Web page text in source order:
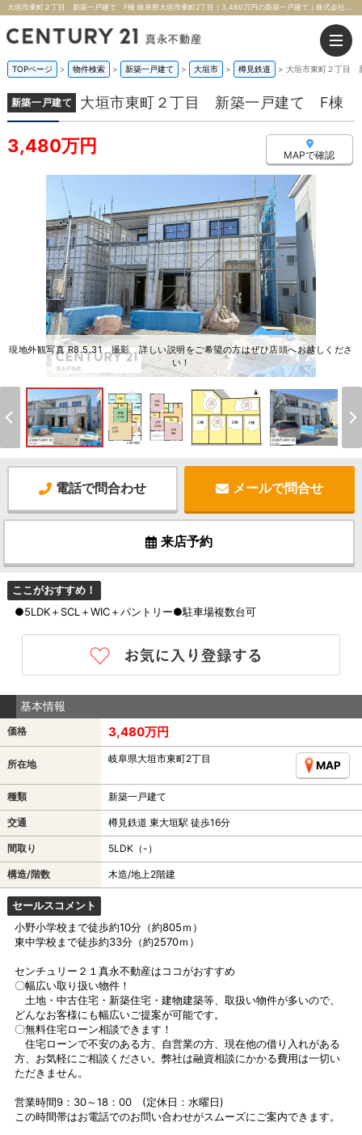
TOPページ > 物件検索 > 新築一戸建て > 大垣市 > 樽見鉄道 > 大垣市東町２丁目
新築一戸建て 大垣市東町２丁目 新築一戸建て F棟
3,480万円 MAPで確認
現地外観写真 R8.5.31 撮影 詳しい説明をご希望の方はぜひ店頭へお越しくださ
い！
電話で問合わせ メールで問合せ
来店予約
ここがおすすめ！
●5LDK＋SCL＋WIC＋パントリー●駐車場複数台可
基本情報
価格 3,480万円
所在地 岐阜県大垣市東町2丁目
MAP
種類 新築一戸建て
交通 樽見鉄道 東大垣駅 徒歩16分
間取り 5LDK（-）
構造/階数 木造/地上2階建
セールスコメント
小野小学校まで徒歩約10分（約805ｍ）
東中学校まで徒歩約33分（約2570ｍ）
センチュリー２１真永不動産はココがおすすめ
〇幅広い取り扱い物件！
土地・中古住宅・新築住宅・建物建築等、取扱い物件が多いので、
どんなお客様にも幅広いご提案が可能です。
〇無料住宅ローン相談できます！
住宅ローンで不安のある方、自営業の方、現在他の借り入れがある
方、お気軽にご相談ください。弊社は融資相談にかかる費用は一切い
ただきません。
営業時間9：30～18：00 (定休日：水曜日)
この時間帯はお電話でのお問い合わせがスムーズにご案内できます。